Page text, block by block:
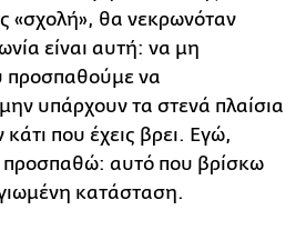
«σχολή», θα νεκρωνόταν
είναι αυτή: να μη
προσπαθούμε να
υπάρχουν τα στενά πλαίσια
που έχεις βρει. Εγώ,
προσπαθώ: αυτό που βρίσκω
κατάσταση.